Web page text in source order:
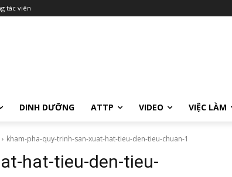
tác viên
DINH DƯỠNG ATTP VIDEO VIỆC LÀM
kham-pha-quy-trinh-san-xuat-hat-tieu-den-tieu-chuan-1
hat-tieu-den-tieu-